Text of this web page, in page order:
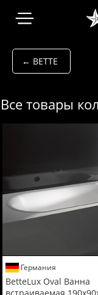
← BETTE
Все товары
Германия
BetteLux Oval Ванна